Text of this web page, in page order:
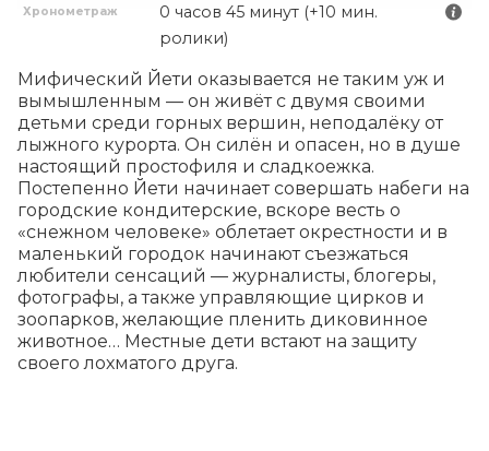
Хронометраж
0 часов 45 минут (+10 мин.
ролики)
Мифический Йети оказывается не таким уж и
вымышленным — он живёт с двумя своими
детьми среди горных вершин, неподалёку от
лыжного курорта. Он силён и опасен, но в душе
настоящий простофиля и сладкоежка.
Постепенно Йети начинает совершать набеги на
городские кондитерские, вскоре весть о
«снежном человеке» облетает окрестности и в
маленький городок начинают съезжаться
любители сенсаций — журналисты, блогеры,
фотографы, а также управляющие цирков и
зоопарков, желающие пленить диковинное
животное… Местные дети встают на защиту
своего лохматого друга.